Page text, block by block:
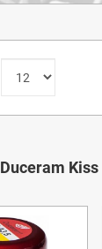
Duceram Kiss